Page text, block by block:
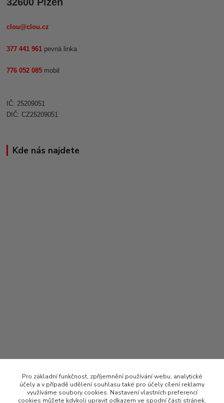
clou@clou.cz
377 441 961 pevná linka
776 052 085 mobil
IČ: 25209051
DIČ: CZ25209051
Kde nás najdete
Pro základní funkčnost, zpříjemnění používání webu, analytické
účely a v případě udělení souhlasu také pro účely cílení reklamy
využíváme soubory cookies. Nastavení vlastních preferencí
cookies můžete kdykoli upravit odkazem ve spodní části stránek.